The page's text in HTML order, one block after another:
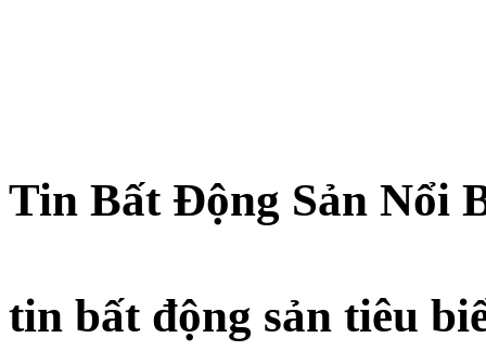
Tin Bất Động Sản Nổi
tin bất động sản tiêu